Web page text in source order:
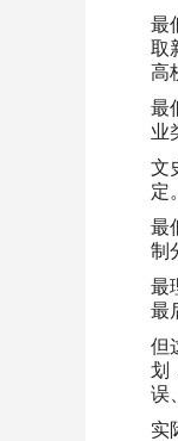
最
取
高
最
业
文
定。
最
制
最
最
但
划
误
实